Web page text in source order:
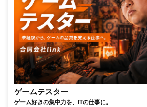
ゲームテスター
ゲーム好きの集中力を、ITの仕事に。